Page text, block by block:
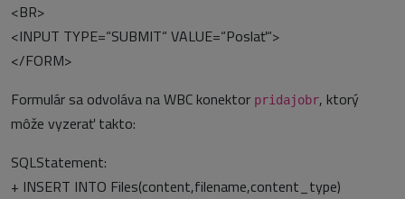
<BR>
<INPUT TYPE=“SUBMIT“ VALUE=“Poslať“>
</FORM>
Formulár sa odvoláva na WBC konektor pridajobr, ktorý
môže vyzerať takto:
SQLStatement:
+ INSERT INTO Files(content,filename,content_type)